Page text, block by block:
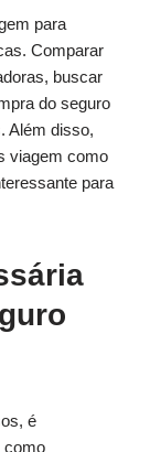
para
Comparar
buscar
do seguro
Além disso,
viagem como
para
é
como